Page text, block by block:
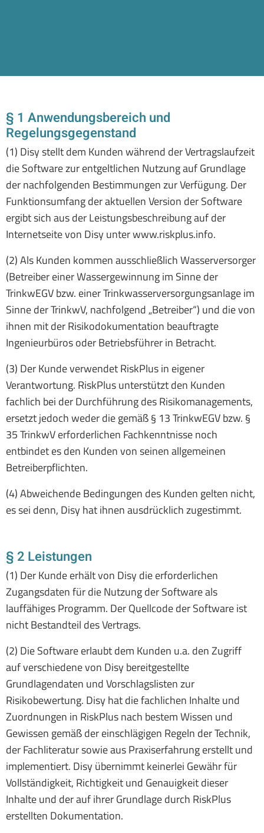
§ 1 Anwendungsbereich und
Regelungsgegenstand
(1) Disy stellt dem Kunden während der Vertragslaufzeit
die Software zur entgeltlichen Nutzung auf Grundlage
der nachfolgenden Bestimmungen zur Verfügung. Der
Funktionsumfang der aktuellen Version der Software
ergibt sich aus der Leistungsbeschreibung auf der
Internetseite von Disy unter www.riskplus.info.
(2) Als Kunden kommen ausschließlich Wasserversorger
(Betreiber einer Wassergewinnung im Sinne der
TrinkwEGV bzw. einer Trinkwasserversorgungsanlage im
Sinne der TrinkwV, nachfolgend „Betreiber“) und die von
ihnen mit der Risikodokumentation beauftragte
Ingenieurbüros oder Betriebsführer in Betracht.
(3) Der Kunde verwendet RiskPlus in eigener
Verantwortung. RiskPlus unterstützt den Kunden
fachlich bei der Durchführung des Risikomanagements,
ersetzt jedoch weder die gemäß § 13 TrinkwEGV bzw. §
35 TrinkwV erforderlichen Fachkenntnisse noch
entbindet es den Kunden von seinen allgemeinen
Betreiberpflichten.
(4) Abweichende Bedingungen des Kunden gelten nicht,
es sei denn, Disy hat ihnen ausdrücklich zugestimmt.
§ 2 Leistungen
(1) Der Kunde erhält von Disy die erforderlichen
Zugangsdaten für die Nutzung der Software als
lauffähiges Programm. Der Quellcode der Software ist
nicht Bestandteil des Vertrags.
(2) Die Software erlaubt dem Kunden u.a. den Zugriff
auf verschiedene von Disy bereitgestellte
Grundlagendaten und Vorschlagslisten zur
Risikobewertung. Disy hat die fachlichen Inhalte und
Zuordnungen in RiskPlus nach bestem Wissen und
Gewissen gemäß der einschlägigen Regeln der Technik,
der Fachliteratur sowie aus Praxiserfahrung erstellt und
implementiert. Disy übernimmt keinerlei Gewähr für
Vollständigkeit, Richtigkeit und Genauigkeit dieser
Inhalte und der auf ihrer Grundlage durch RiskPlus
erstellten Dokumentation.